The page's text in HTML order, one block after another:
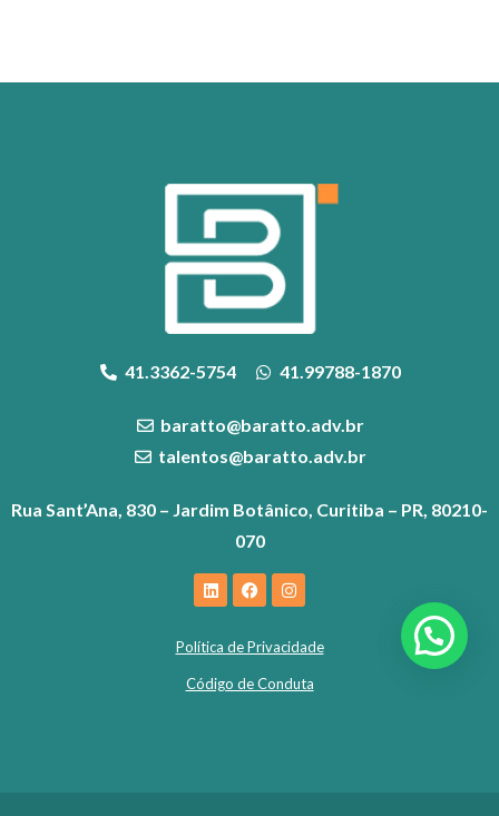
41.3362-5754 41.99788-1870
baratto@baratto.adv.br
talentos@baratto.adv.br
Rua Sant’Ana, 830 – Jardim Botânico, Curitiba – PR, 80210-
070
Política de Privacidade
Código de Conduta